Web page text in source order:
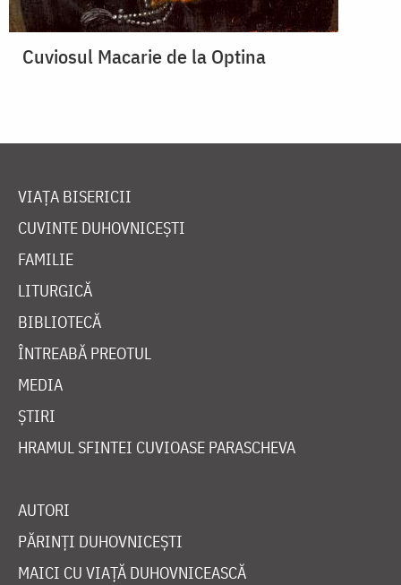
Cuviosul Macarie de la Optina
VIAȚA BISERICII
CUVINTE DUHOVNICEȘTI
FAMILIE
LITURGICĂ
BIBLIOTECĂ
ÎNTREABĂ PREOTUL
MEDIA
ȘTIRI
HRAMUL SFINTEI CUVIOASE PARASCHEVA
AUTORI
PĂRINȚI DUHOVNICEȘTI
MAICI CU VIAȚĂ DUHOVNICEASCĂ